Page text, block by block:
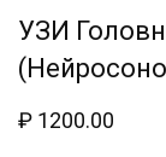
УЗИ
₽ 1200.00